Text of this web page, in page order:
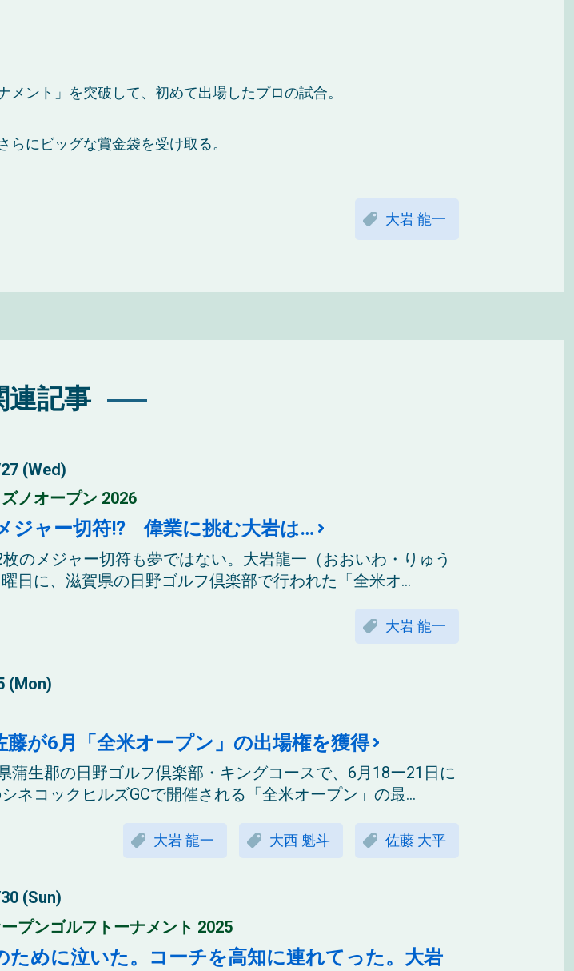
ント」を突破して、初めて出場したプロの試合。
にビッグな賞金袋を受け取る。
大岩 龍一
連記事
(Wed)
ノオープン 2026
ジャー切符⁉ 偉業に挑む大岩は…
のメジャー切符も夢ではない。大岩龍一（おおいわ・りゅう
日に、滋賀県の日野ゴルフ倶楽部で行われた「全米オ...
大岩 龍一
(Mon)
藤が6月「全米オープン」の出場権を獲得
蒲生郡の日野ゴルフ倶楽部・キングコースで、6月18ー21日に
ネコックヒルズGCで開催される「全米オープン」の最...
大岩 龍一 大西 魁斗 佐藤 大平
(Sun)
プンゴルフトーナメント 2025
ために泣いた。コーチを高知に連れてった。大岩